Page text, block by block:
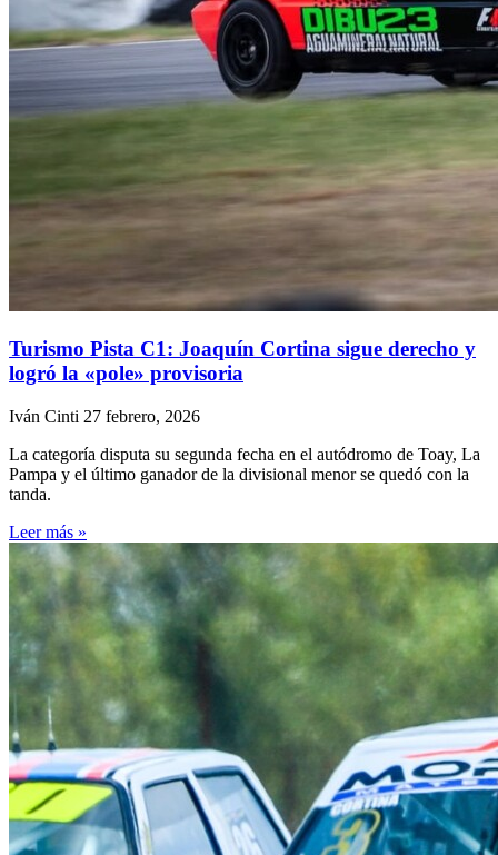
Turismo Pista C1: Joaquín Cortina sigue derecho y
logró la «pole» provisoria
Iván Cinti 27 febrero, 2026
La categoría disputa su segunda fecha en el autódromo de Toay, La
Pampa y el último ganador de la divisional menor se quedó con la
tanda.
Leer más »